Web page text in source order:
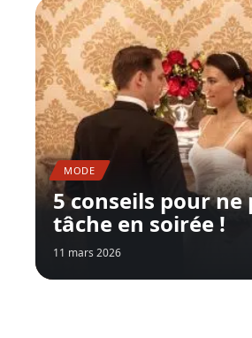
MODE
5 conseils pour ne
tâche en soirée !
11 mars 2026